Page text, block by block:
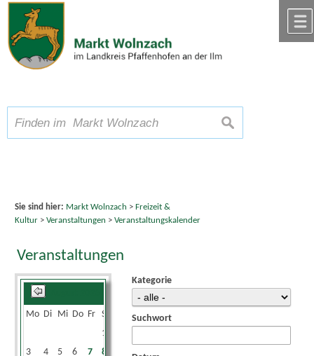
Zum Inhalt,zur Navigation
Schriftgröße A A A suchen
Sie sind hier: Markt Wolnzach > Freizeit &
Kultur> Veranstaltungen > Veranstaltungskalender
Veranstaltungen
Mo Di Mi Do Fr Sa
1
3
4 5 6 7 8
Kategorie
Suchwort